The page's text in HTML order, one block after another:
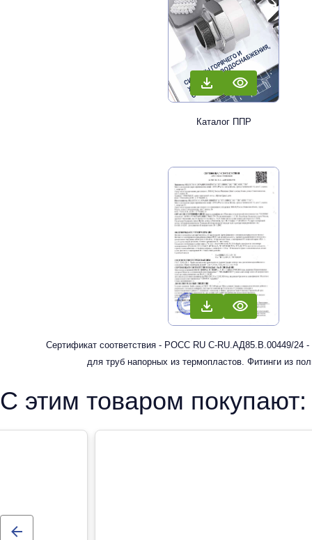
Каталог ППР
Сертификат соответствия - РОСС RU С-RU.АД85.В.00449/24
для труб напорных из термопластов. Фитинги из
отопления
С этим товаром покупают: